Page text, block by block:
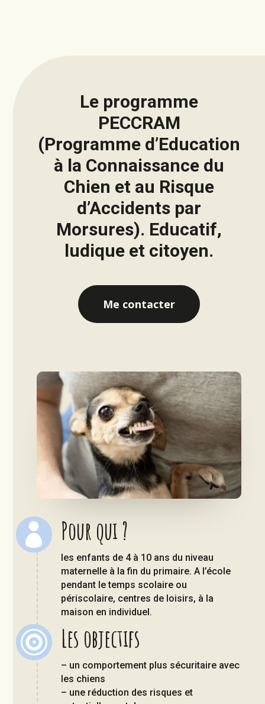
Le programme
PECCRAM
(Programme d’Education
à la Connaissance du
Chien et au Risque
d’Accidents par
Morsures). Educatif,
ludique et citoyen.
Me contacter
 Pour qui ?
les enfants de 4 à 10 ans du niveau
maternelle à la fin du primaire. A l’école
pendant le temps scolaire ou
périscolaire, centres de loisirs, à la
maison en individuel.
 Les objectifs
– un comportement plus sécuritaire avec
les chiens
– une réduction des risques et